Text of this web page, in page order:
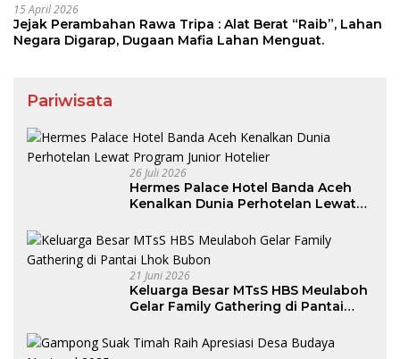
15 April 2026
Jejak Perambahan Rawa Tripa : Alat Berat “Raib”, Lahan
Negara Digarap, Dugaan Mafia Lahan Menguat.
Pariwisata
26 Juli 2026
Hermes Palace Hotel Banda Aceh
Kenalkan Dunia Perhotelan Lewat
21 Juni 2026
Keluarga Besar MTsS HBS Meulaboh
Gelar Family Gathering di Pantai